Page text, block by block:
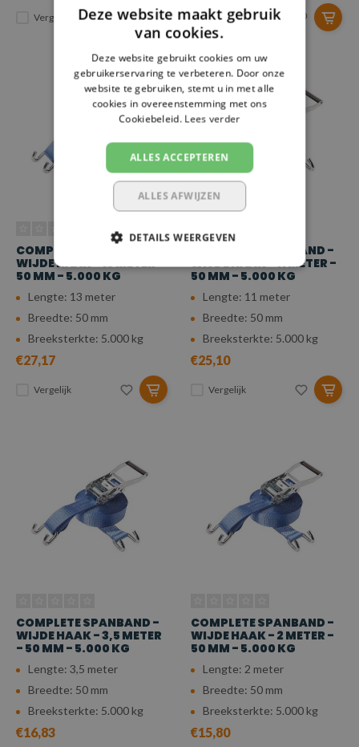
Vergelijk Vergelijk
COMPLETE SPANBAND -
WIJDE HAAK - 13 METER -
50 MM - 5.000 KG
Lengte: 13 meter
Breedte: 50 mm
Breeksterkte: 5.000 kg
€27,17
Vergelijk
COMPLETE SPANBAND -
WIJDE HAAK - 11 METER -
50 MM - 5.000 KG
Lengte: 11 meter
Breedte: 50 mm
Breeksterkte: 5.000 kg
€25,10
Vergelijk
COMPLETE SPANBAND -
WIJDE HAAK - 3,5 METER
- 50 MM - 5.000 KG
Lengte: 3,5 meter
Breedte: 50 mm
Breeksterkte: 5.000 kg
€16,83
COMPLETE SPANBAND -
WIJDE HAAK - 2 METER -
50 MM - 5.000 KG
Lengte: 2 meter
Breedte: 50 mm
Breeksterkte: 5.000 kg
€15,80
Deze website maakt gebruik
van cookies.
Deze website gebruikt cookies om uw
gebruikerservaring te verbeteren. Door onze
website te gebruiken, stemt u in met alle
cookies in overeenstemming met ons
Cookiebeleid. Lees verder
ALLES ACCEPTEREN
ALLES AFWIJZEN
DETAILS WEERGEVEN